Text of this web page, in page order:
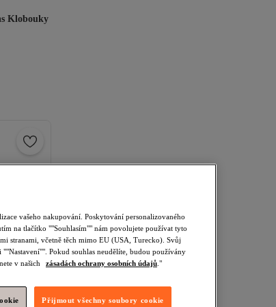
Klobouky
vašeho nakupování. Poskytování personalizovaného
na tlačítko ""Souhlasím"" nám povolujete používat tyto
stranami, včetně těch mimo EU (USA, Turecko). Svůj
Pokud souhlas neudělíte, budou používány
v našich
zásadách ochrany osobních údajů ."
Přijmout všechny soubory cookie